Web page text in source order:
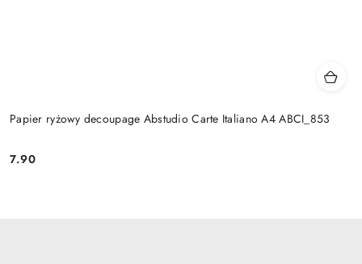
Papier ryżowy decoupage Abstudio Carte Italiano A4 ABCI_853
Cena:
7.90